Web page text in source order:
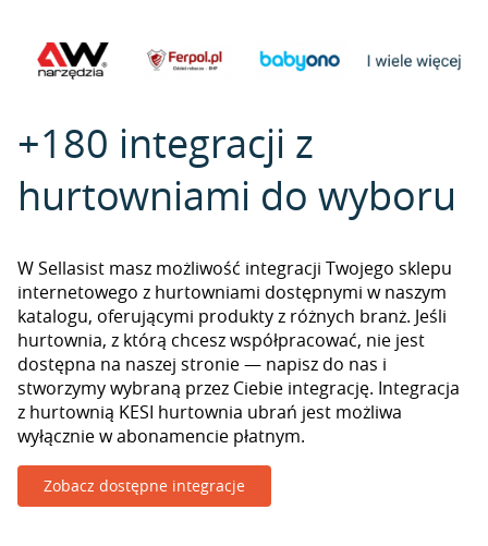
+180 integracji z
hurtowniami do wyboru
W Sellasist masz możliwość integracji Twojego sklepu
internetowego z hurtowniami dostępnymi w naszym
katalogu, oferującymi produkty z różnych branż. Jeśli
hurtownia, z którą chcesz współpracować, nie jest
dostępna na naszej stronie — napisz do nas i
stworzymy wybraną przez Ciebie integrację. Integracja
z hurtownią KESI hurtownia ubrań jest możliwa
wyłącznie w abonamencie płatnym.
Zobacz dostępne integracje